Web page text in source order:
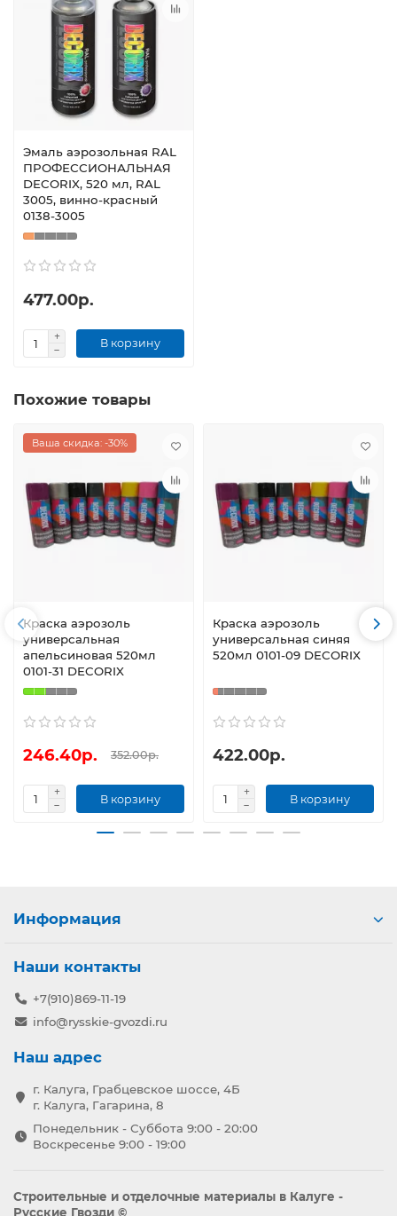
Эмаль аэрозольная RAL
ПРОФЕССИОНАЛЬНАЯ
DECORIX, 520 мл, RAL
3005, винно-красный
0138-3005
477.00р.
В корзину
Похожие товары
Ваша скидка: -30%
Краска аэрозоль
универсальная
апельсиновая 520мл
0101-31 DECORIX
246.40р. 352.00р.
В корзину
Краска аэрозоль
универсальная синяя
520мл 0101-09 DECORIX
422.00р.
В корзину
Информация
Наши контакты
+7(910)869-11-19
info@rysskie-gvozdi.ru
Наш адрес
г. Калуга, Грабцевское шоссе, 4Б
г. Калуга, Гагарина, 8
Понедельник - Суббота 9:00 - 20:00
Воскресенье 9:00 - 19:00
Строительные и отделочные материалы в Калуге -
Русские Гвозди ©